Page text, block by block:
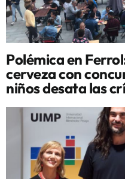
Polémica en
cerveza con
niños desata las